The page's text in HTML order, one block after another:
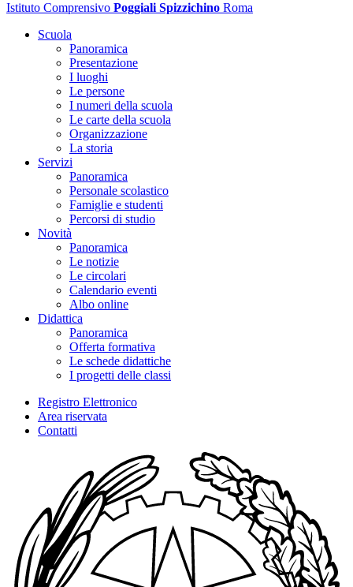
Istituto Comprensivo Poggiali Spizzichino Roma
Scuola
Panoramica
Presentazione
I luoghi
Le persone
I numeri della scuola
Le carte della scuola
Organizzazione
La storia
Servizi
Panoramica
Personale scolastico
Famiglie e studenti
Percorsi di studio
Novità
Panoramica
Le notizie
Le circolari
Calendario eventi
Albo online
Didattica
Panoramica
Offerta formativa
Le schede didattiche
I progetti delle classi
Registro Elettronico
Area riservata
Contatti